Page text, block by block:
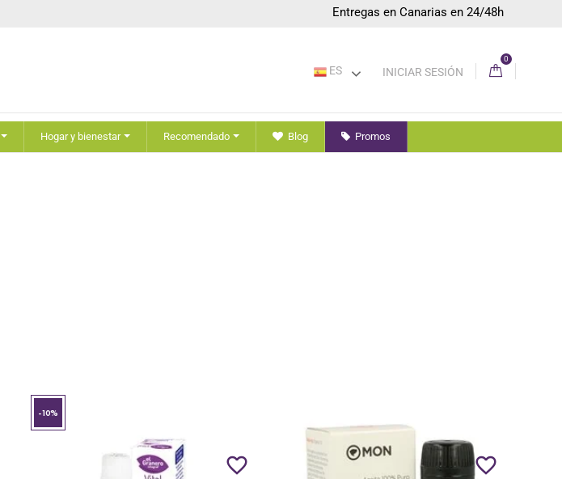
Entregas en Canarias en 24/48h
ES INICIAR SESIÓN
0
Hogar y bienestar Recomendado Blog Promos
-10%
favorite_border favorite_border